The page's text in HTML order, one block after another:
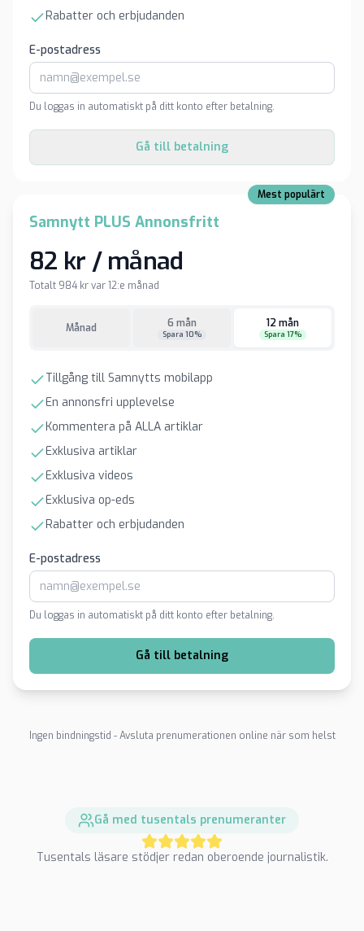
Rabatter och erbjudanden
E-postadress
Du loggas in automatiskt på ditt konto efter betalning.
Gå till betalning
Mest populärt
Samnytt PLUS Annonsfritt
82 kr / månad
Totalt 984 kr var 12:e månad
Månad 6 mån
Spara 10%
12 mån
Spara 17%
Tillgång till Samnytts mobilapp
En annonsfri upplevelse
Kommentera på ALLA artiklar
Exklusiva artiklar
Exklusiva videos
Exklusiva op-eds
Rabatter och erbjudanden
E-postadress
Du loggas in automatiskt på ditt konto efter betalning.
Gå till betalning
Ingen bindningstid - Avsluta prenumerationen online när som helst
Gå med tusentals prenumeranter
Tusentals läsare stödjer redan oberoende journalistik.